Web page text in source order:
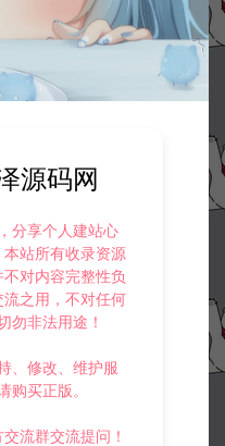
源码网
分享个人建站心
站所有收录资源
对内容完整性负
之用，不对任何
勿非法用途！
、修改、维护服
购买正版。
流群交流提问！